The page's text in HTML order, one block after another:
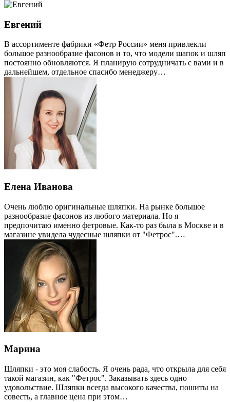
Евгений
В ассортименте фабрики «Фетр России» меня привлекли
большое разнообразие фасонов и то, что модели шапок и шляп
постоянно обновляются. Я планирую сотрудничать с вами и в
дальнейшем, отдельное спасибо менеджеру…
Елена Иванова
Очень люблю оригинальные шляпки. На рынке большое
разнообразие фасонов из любого материала. Но я
предпочитаю именно фетровые. Как-то раз была в Москве и в
магазине увидела чудесные шляпки от "Фетрос".…
Марина
Шляпки - это моя слабость. Я очень рада, что открыла для себя
такой магазин, как "Фетрос". Заказывать здесь одно
удовольствие. Шляпки всегда высокого качества, пошиты на
совесть, а главное цена при этом…